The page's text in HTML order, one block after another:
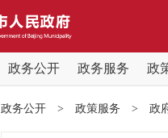
政务公开 政务服务 政
党中央精神
政务公开 > 政策服务 > 政